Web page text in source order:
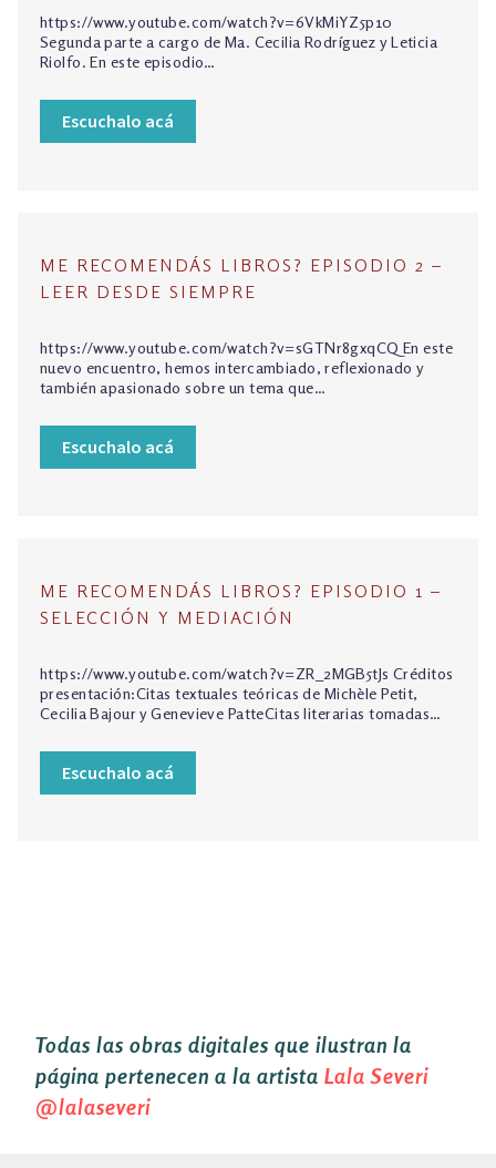
https://www.youtube.com/watch?v=6VkMiYZ5p10
Segunda parte a cargo de Ma. Cecilia Rodríguez y Leticia
Riolfo. En este episodio…
Escuchalo acá
ME RECOMENDÁS LIBROS? EPISODIO 2 –
LEER DESDE SIEMPRE
https://www.youtube.com/watch?v=sGTNr8gxqCQ En este
nuevo encuentro, hemos intercambiado, reflexionado y
también apasionado sobre un tema que…
Escuchalo acá
ME RECOMENDÁS LIBROS? EPISODIO 1 –
SELECCIÓN Y MEDIACIÓN
https://www.youtube.com/watch?v=ZR_2MGB5tJs Créditos
presentación:Citas textuales teóricas de Michèle Petit,
Cecilia Bajour y Genevieve PatteCitas literarias tomadas…
Escuchalo acá
Todas las obras digitales que ilustran la
página pertenecen a la artista Lala Severi
@lalaseveri